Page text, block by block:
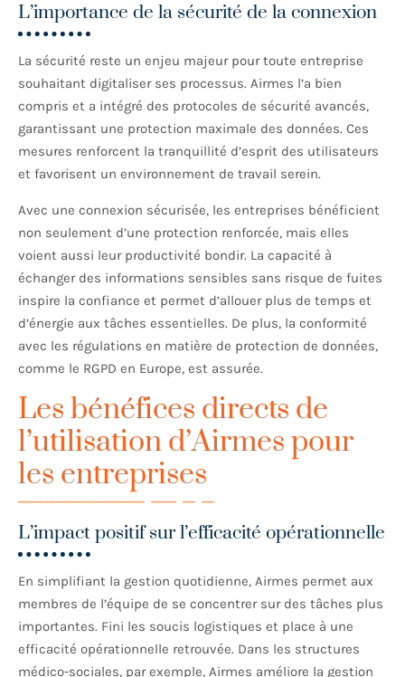
L’importance de la sécurité de la connexion
La sécurité reste un enjeu majeur pour toute entreprise
souhaitant digitaliser ses processus. Airmes l’a bien
compris et a intégré des protocoles de sécurité avancés,
garantissant une protection maximale des données. Ces
mesures renforcent la tranquillité d’esprit des utilisateurs
et favorisent un environnement de travail serein.
Avec une connexion sécurisée, les entreprises bénéficient
non seulement d’une protection renforcée, mais elles
voient aussi leur productivité bondir. La capacité à
échanger des informations sensibles sans risque de fuites
inspire la confiance et permet d’allouer plus de temps et
d’énergie aux tâches essentielles. De plus, la conformité
avec les régulations en matière de protection de données,
comme le RGPD en Europe, est assurée.
Les bénéfices directs de
l’utilisation d’Airmes pour
les entreprises
L’impact positif sur l’efficacité opérationnelle
En simplifiant la gestion quotidienne, Airmes permet aux
membres de l’équipe de se concentrer sur des tâches plus
importantes. Fini les soucis logistiques et place à une
efficacité opérationnelle retrouvée. Dans les structures
médico-sociales, par exemple, Airmes améliore la gestion